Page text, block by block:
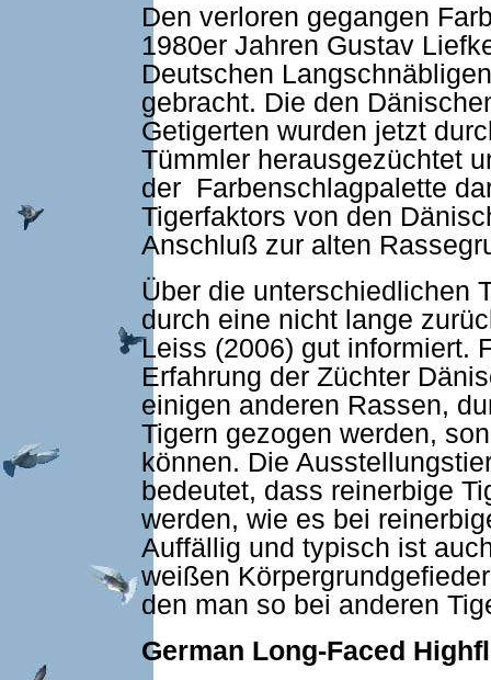
Den verloren gegangen
1980er Jahren Gustav
Deutschen
gebracht. Die den
Getigerten wurden jetzt
Tümmler herausgezüchtet
der Farbenschlagpalette
Tigerfaktors von den
Anschluß zur alten
Über die unterschiedlichen
durch eine nicht lange
Leiss (2006) gut informiert.
Erfahrung der Züchter
einigen anderen Rassen,
Tigern gezogen werden,
können. Die
bedeutet, dass reinerbige
werden, wie es bei
Auffällig und typisch ist
weißen
den man so bei anderen
German Long-Faced